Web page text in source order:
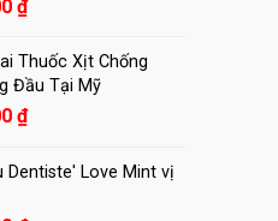
₫.
₫Giá
tại
là:
180.000 ₫.
Thuốc Xịt Chống
Đầu Tại Mỹ
₫.
₫Giá
tại
450.000 ₫.
Dentiste' Love Mint vị